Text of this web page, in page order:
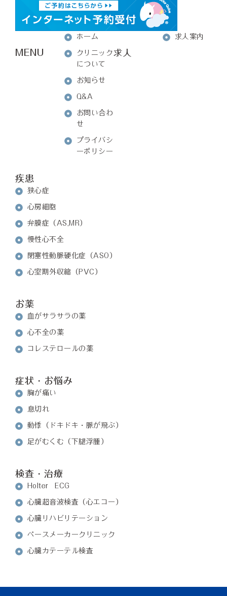
MENU
ホーム
クリニック
について
お知らせ
Q&A
お問い合わ
せ
プライバシ
ーポリシー
求人
求人案内
疾患
狭心症
心房細胞
弁膜症（AS,MR）
慢性心不全
閉塞性動脈硬化症（ASO）
心室期外収縮（PVC）
お薬
血がサラサラの薬
心不全の薬
コレステロールの薬
症状・お悩み
胸が痛い
息切れ
動悸（ドキドキ・脈が飛ぶ）
足がむくむ（下腿浮腫）
検査・治療
Holter ECG
心臓超音波検査（心エコー）
心臓リハビリテーション
ペースメーカークリニック
心臓カテーテル検査